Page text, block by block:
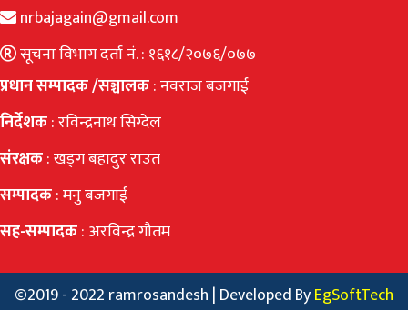
nrbajagain@gmail.com
सूचना विभाग दर्ता नं. : १६१८/२०७६/०७७
प्रधान सम्पादक /सञ्चालक: नवराज बजगाई
निर्देशक: रविन्द्रनाथ सिग्देल
संरक्षक: खड्ग बहादुर राउत
सम्पादक: मनु बजगाई
सह-सम्पादक: अरविन्द्र गौतम
©2019 - 2022 ramrosandesh | Developed ByEgSoftTech